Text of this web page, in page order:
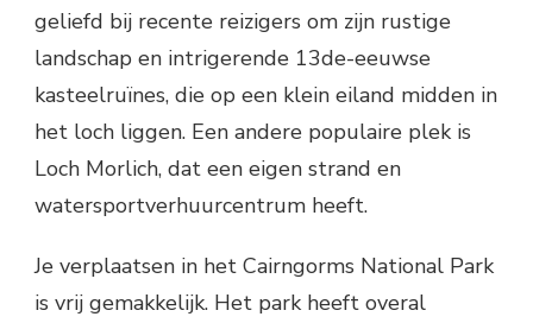
geliefd bij recente reizigers om zijn rustige
landschap en intrigerende 13de-eeuwse
kasteelruïnes, die op een klein eiland midden in
het loch liggen. Een andere populaire plek is
Loch Morlich, dat een eigen strand en
watersportverhuurcentrum heeft.
Je verplaatsen in het Cairngorms National Park
is vrij gemakkelijk. Het park heeft overal